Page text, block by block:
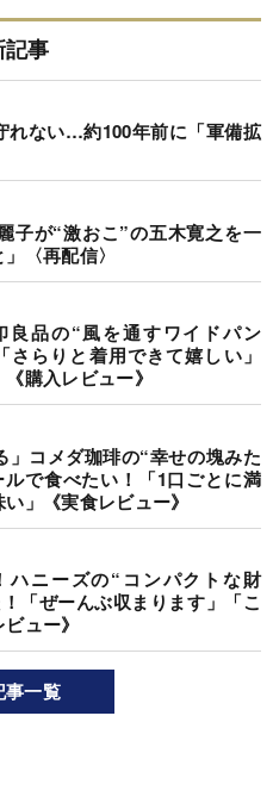
事
れない…約100年前に「軍備拡
子が“激おこ”の五木寛之を一
〈再配信〉
良品の“風を通すワイドパン
らりと着用できて嬉しい」
購入レビュー》
」コメダ珈琲の“幸せの塊みた
で食べたい！「1口ごとに満
」《実食レビュー》
ニーズの“コンパクトな財
「ぜーんぶ収まります」「こ
ュー》
事一覧